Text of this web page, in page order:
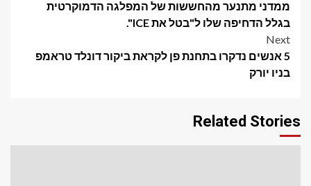
navigation
ממדני מתנער מהחששות של המפלגה הדמוקרטית
בגלל הדחיפה שלו ל"בטל את ICE".
Next
5 אנשים נדקרו בתחנת פן לקראת ביקור דונלד טראמפ
בניו יורק
Related Stories